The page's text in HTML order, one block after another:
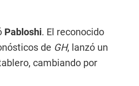
Pabloshi. El reconocido
de GH, lanzó un
cambiando por